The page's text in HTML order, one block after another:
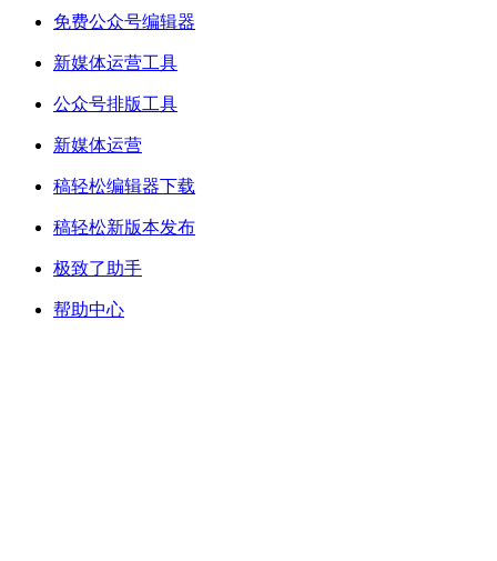
免费公众号编辑器
新媒体运营工具
公众号排版工具
新媒体运营
稿轻松编辑器下载
稿轻松新版本发布
极致了助手
帮助中心